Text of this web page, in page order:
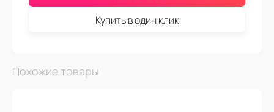
Купить в один клик
Похожие товары